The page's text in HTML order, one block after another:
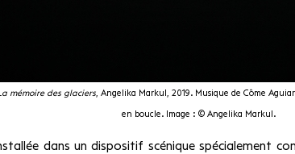
mémoire des glaciers, Angelika Markul, 2019. Musique de Côme Aguiar.
en boucle. Image : © Angelika Markul.
dans un dispositif scénique spécialement